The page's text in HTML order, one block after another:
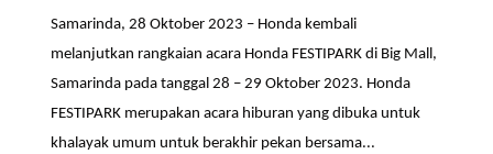
Samarinda, 28 Oktober 2023 – Honda kembali
melanjutkan rangkaian acara Honda FESTIPARK di Big Mall,
Samarinda pada tanggal 28 – 29 Oktober 2023. Honda
FESTIPARK merupakan acara hiburan yang dibuka untuk
khalayak umum untuk berakhir pekan bersama...